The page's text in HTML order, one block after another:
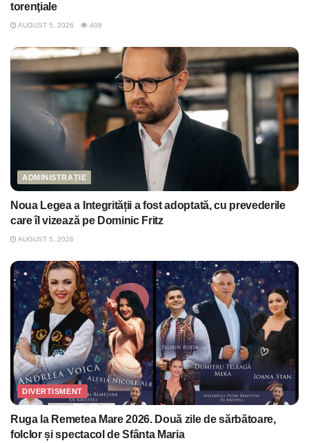
torenţiale
AUGUST 5, 2026 408
ADMINISTRAȚIE
Noua Legea a Integrității a fost adoptată, cu prevederile
care îl vizează pe Dominic Fritz
AUGUST 5, 2026
DIVERTISMENT
Ruga la Remetea Mare 2026. Două zile de sărbătoare,
folclor și spectacol de Sfânta Maria